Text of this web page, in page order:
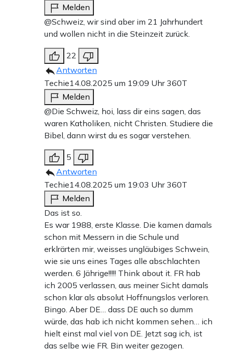
Melden
@Schweiz, wir sind aber im 21 Jahrhundert
und wollen nicht in die Steinzeit zurück.
22
Antworten
Techie14.08.2025 um 19:09 Uhr360T
Melden
@Die Schweiz, hoi, lass dir eins sagen, das
waren Katholiken, nicht Christen. Studiere die
Bibel, dann wirst du es sogar verstehen.
5
Antworten
Techie14.08.2025 um 19:03 Uhr360T
Melden
Das ist so.
Es war 1988, erste Klasse. Die kamen damals
schon mit Messern in die Schule und
erklrärten mir, weisses ungläubiges Schwein,
wie sie uns eines Tages alle abschlachten
werden. 6 Jährige!!!!! Think about it. FR hab
ich 2005 verlassen, aus meiner Sicht damals
schon klar als absolut Hoffnungslos verloren.
Bingo. Aber DE… dass DE auch so dumm
würde, das hab ich nicht kommen sehen… ich
hielt einst mal viel von DE. Jetzt sag ich, ist
das selbe wie FR. Bin weiter gezogen.